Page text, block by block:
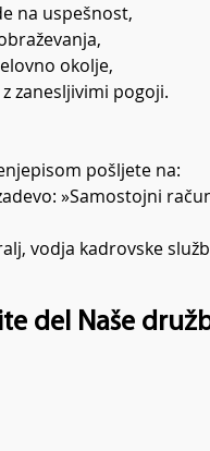
na uspešnost,
okolje,
zanesljivimi pogoji.
pošljete na:
»Samostojni
vodja kadrovske
del Naše